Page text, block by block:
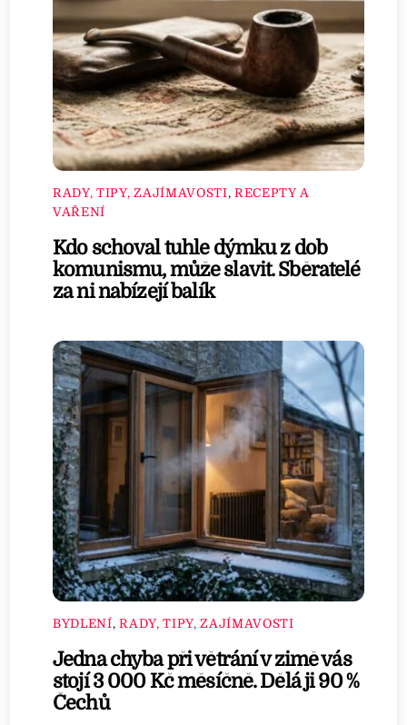
RADY, TIPY, ZAJÍMAVOSTI, RECEPTY A
VAŘENÍ
Kdo schoval tuhle dýmku z dob
komunismu, může slavit. Sběratelé
za ni nabízejí balík
BYDLENÍ,RADY, TIPY, ZAJÍMAVOSTI
Jedna chyba při větrání v zimě vás
stojí 3 000 Kč měsíčně. Dělá ji 90 %
Čechů